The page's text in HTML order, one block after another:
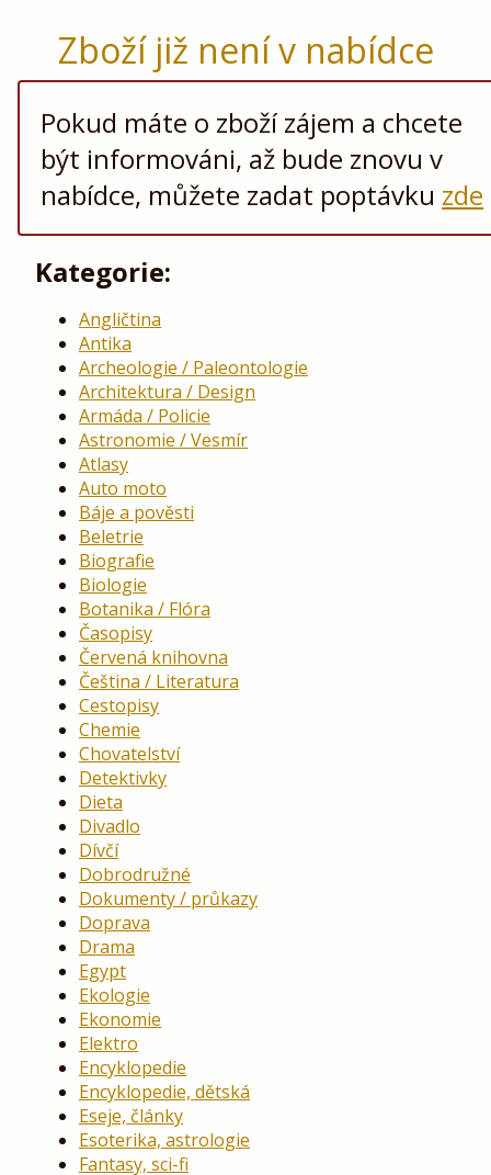
Zboží již není v nabídce
Pokud máte o zboží zájem a chcete
být informováni, až bude znovu v
nabídce, můžete zadat poptávku zde
Kategorie:
Angličtina
Antika
Archeologie / Paleontologie
Architektura / Design
Armáda / Policie
Astronomie / Vesmír
Atlasy
Auto moto
Báje a pověsti
Beletrie
Biografie
Biologie
Botanika / Flóra
Časopisy
Červená knihovna
Čeština / Literatura
Cestopisy
Chemie
Chovatelství
Detektivky
Dieta
Divadlo
Dívčí
Dobrodružné
Dokumenty / průkazy
Doprava
Drama
Egypt
Ekologie
Ekonomie
Elektro
Encyklopedie
Encyklopedie, dětská
Eseje, články
Esoterika, astrologie
Fantasy, sci-fi